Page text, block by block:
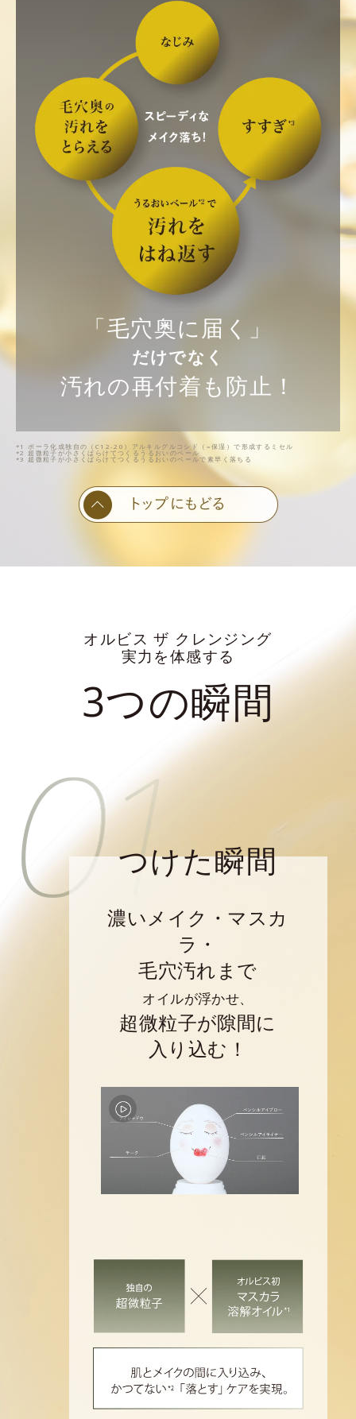
「毛穴奥に届く」
だけでなく
汚れの再付着も防止！
*1 ポーラ化成独自の（C12-20）アルキルグルコシド（=保湿）で形成するミセル
*2 超微粒子が小さくばらけてつくるうるおいのベール
*3 超微粒子が小さくばらけてつくるうるおいのベールで素早く落ちる
オルビス ザ クレンジング
実力を体感する
3つの瞬間
つけた瞬間
濃いメイク・マスカ
ラ・
毛穴汚れまで
オイルが浮かせ、
超微粒子が隙間に
入り込む！